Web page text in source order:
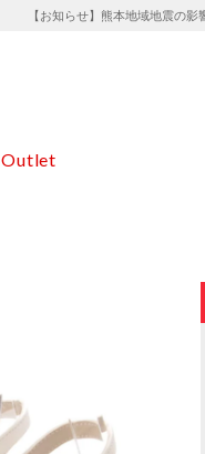
【お知らせ】熊本地域地震の影
Outlet